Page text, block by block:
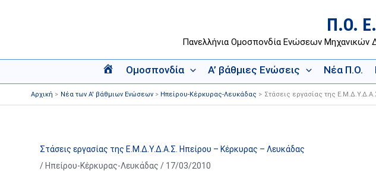
Π.Ο.
Πανελλήνια Ομοσπονδία Ενώσεων
Α
ρ
χ
Ομοσπονδία Α’ βάθμιες Ενώσεις Νέα Π.Ο.
Αρχική Νέα των Α' βάθμιων Ενώσεων Ηπείρου-Κέρκυρας-Λευκάδας Στάσεις εργασίας της
Στάσεις εργασίας της Ε.Μ.Δ.Υ.Δ.Α.Σ. Ηπείρου – Κέρκυρας – Λευκάδας
/ Ηπείρου-Κέρκυρας-Λευκάδας / 17/03/2010